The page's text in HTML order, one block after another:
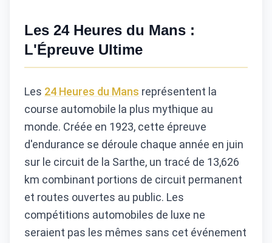
Les 24 Heures du Mans :
L'Épreuve Ultime
Les 24 Heures du Mans représentent la
course automobile la plus mythique au
monde. Créée en 1923, cette épreuve
d'endurance se déroule chaque année en juin
sur le circuit de la Sarthe, un tracé de 13,626
km combinant portions de circuit permanent
et routes ouvertes au public. Les
compétitions automobiles de luxe ne
seraient pas les mêmes sans cet événement